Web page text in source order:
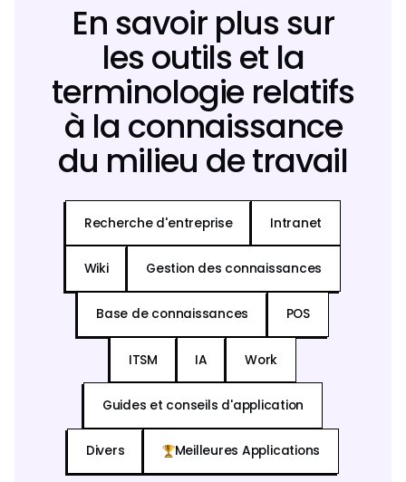
En savoir plus sur
les outils et la
terminologie relatifs
à la connaissance
du milieu de travail
Recherche d'entreprise Intranet
Wiki Gestion des connaissances
Base de connaissances POS
ITSM IA Work
Guides et conseils d'application
Divers Meilleures Applications